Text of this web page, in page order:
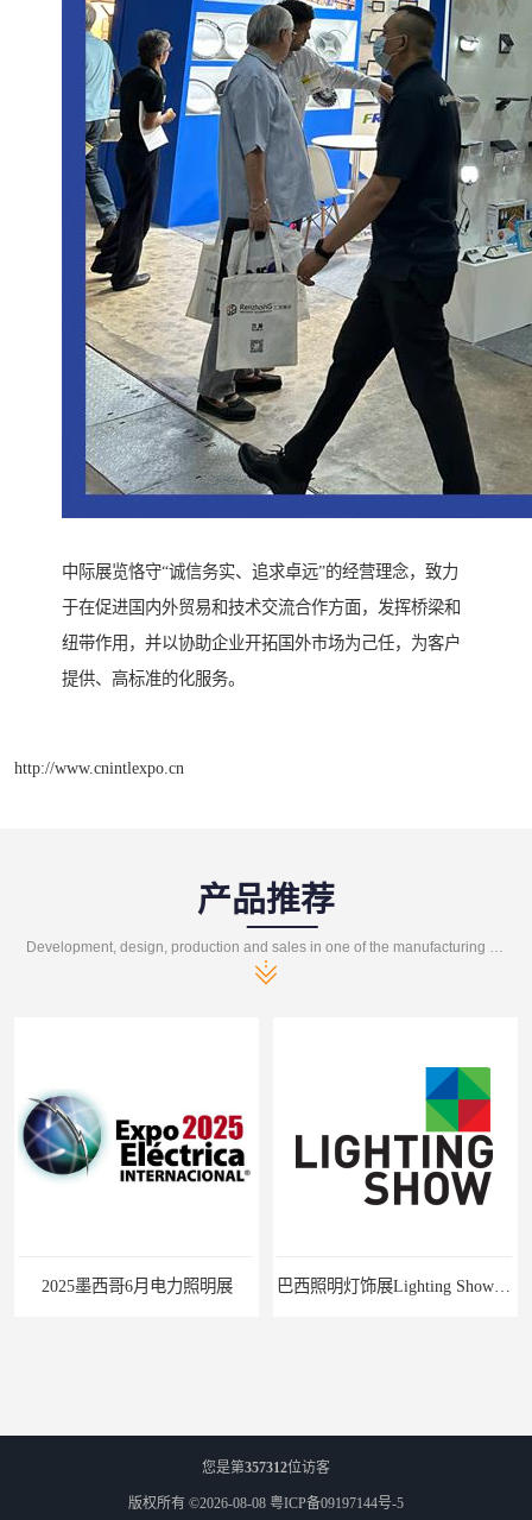
中际展览恪守“诚信务实、追求卓远”的经营理念，致力
于在促进国内外贸易和技术交流合作方面，发挥桥梁和
纽带作用，并以协助企业开拓国外市场为己任，为客户
提供、高标准的化服务。
http://www.cnintlexpo.cn
产品推荐
2025墨西哥6月电力照明展
您是第357312位访客
版权所有 ©2026-08-08 粤ICP备09197144号-5